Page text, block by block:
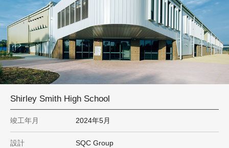
竣工年でさがす
地域でさがす
あいうえお順
個人情報保護方針
お問い合わせ
Shirley Smith High School
竣工年月 2024年5月
設計 SQC Group